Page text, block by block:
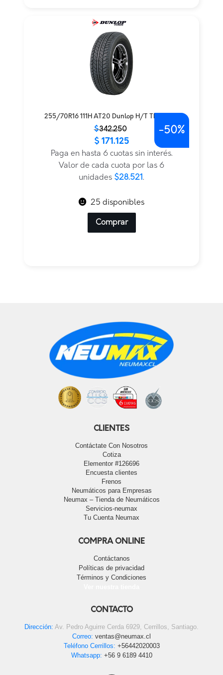
255/70R16 111H AT20 Dunlop H/T TL — THA
$342.250
original
actual
$ 171.125
Paga en hasta 6 cuotas sin interés.
Valor de cada cuota por las 6
unidades $28.521.
-50%
25 disponibles
Comprar
CLIENTES
Contáctate Con Nosotros
Cotiza
Elementor #126696
Encuesta clientes
Frenos
Neumáticos para Empresas
Neumax – Tienda de Neumáticos
Servicios-neumax
Tu Cuenta Neumax
COMPRA ONLINE
Contáctanos
Políticas de privacidad
Términos y Condiciones
CONTACTO
Dirección: Av. Pedro Aguirre Cerda 6929, Cerrillos, Santiago.
Correo: ventas@neumax.cl
Teléfono Cerrillos: +56442020003
Whatsapp: +56 9 6189 4410